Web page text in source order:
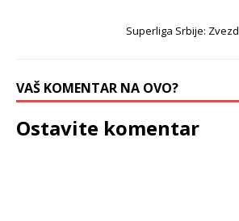
Superliga Srbije:
VAŠ KOMENTAR NA OVO?
Ostavite komentar